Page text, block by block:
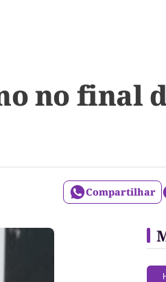
no final
Compartilhar